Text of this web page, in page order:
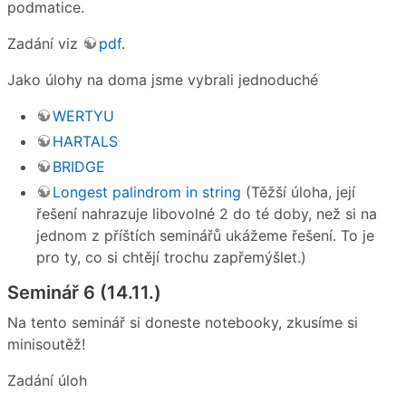
podmatice.
Zadání viz
pdf.
Jako úlohy na doma jsme vybrali jednoduché
WERTYU
HARTALS
BRIDGE
Longest palindrom in string (Těžší úloha, její
řešení nahrazuje libovolné 2 do té doby, než si na
jednom z příštích seminářů ukážeme řešení. To je
pro ty, co si chtějí trochu zapřemýšlet.)
Seminář 6 (14.11.)
Na tento seminář si doneste notebooky, zkusíme si
minisoutěž!
Zadání úloh